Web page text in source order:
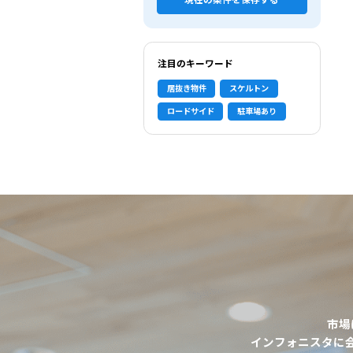
注目のキーワード
居抜き物件 スケルトン
ロードサイド 駐車場あり
市
インフォニスタに
選択中の条件